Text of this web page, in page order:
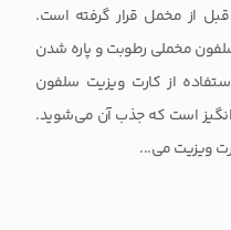
از مخمل قرار گرفته است.
مخملی رطوبت و پاره شدن
از کارت ویزیت سلفون
است که جذب آن می‌شوید.
ویزیت می‌...